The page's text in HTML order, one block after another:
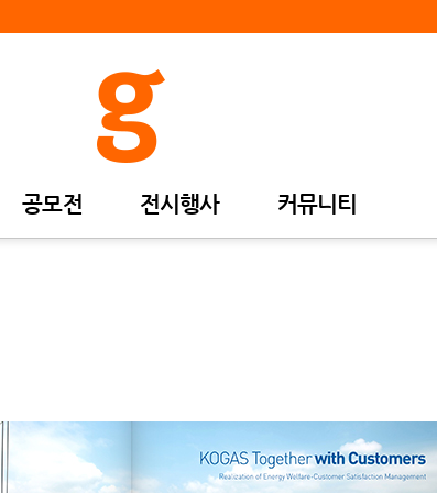
공모전 전시행사 커뮤니티